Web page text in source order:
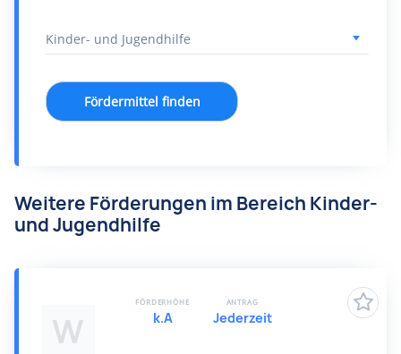
Fördermittel finden
Weitere Förderungen im Bereich Kinder-
und Jugendhilfe
W
FÖRDERHÖHE
k.A
ANTRAG
Jederzeit